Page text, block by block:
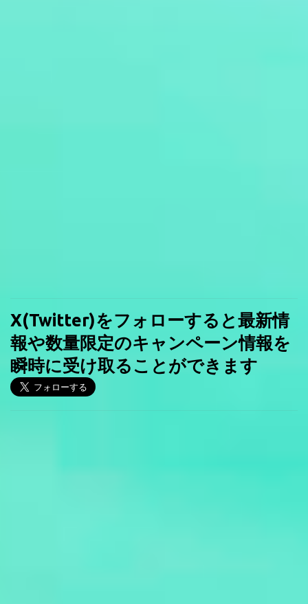
X(Twitter)をフォローすると最新情
報や数量限定のキャンペーン情報を
瞬時に受け取ることができます